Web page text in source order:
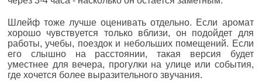
Шлейф тоже лучше оценивать отдельно. Если аромат
хорошо чувствуется только вблизи, он подойдет для
работы, учебы, поездок и небольших помещений. Если
его слышно на расстоянии, такая версия будет
уместнее для вечера, прогулки на улице или события,
где хочется более выразительного звучания.